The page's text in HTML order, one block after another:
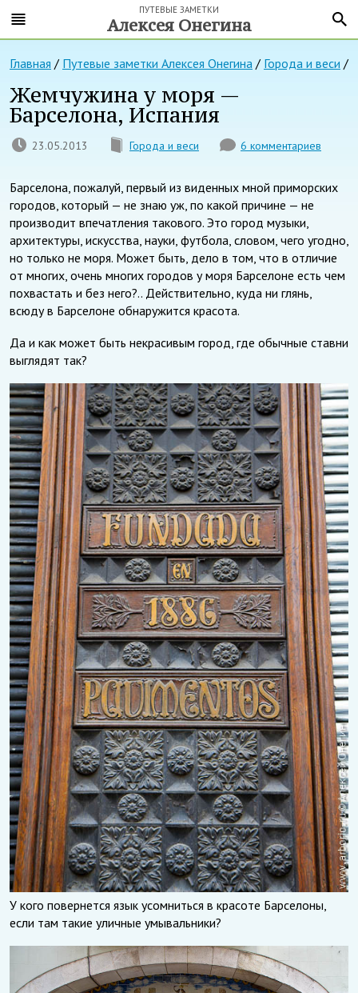
ПУТЕВЫЕ ЗАМЕТКИ
Алексея Онегина
Главная / Путевые заметки Алексея Онегина / Города и веси /
Жемчужина у моря —
Барселона, Испания
23.05.2013 Города и веси 6 комментариев
Барселона, пожалуй, первый из виденных мной приморских
городов, который — не знаю уж, по какой причине — не
производит впечатления такового. Это город музыки,
архитектуры, искусства, науки, футбола, словом, чего угодно,
но только не моря. Может быть, дело в том, что в отличие
от многих, очень многих городов у моря Барселоне есть чем
похвастать и без него?.. Действительно, куда ни глянь,
всюду в Барселоне обнаружится красота.
Да и как может быть некрасивым город, где обычные ставни
выглядят так?
У кого повернется язык усомниться в красоте Барселоны,
если там такие уличные умывальники?